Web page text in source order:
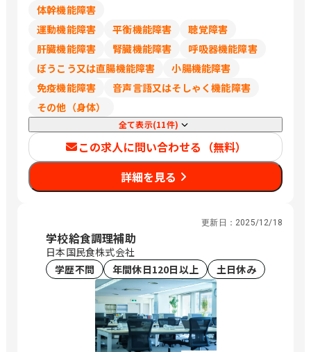
体幹機能障害
運動機能障害
平衡機能障害
聴覚障害
肝臓機能障害
腎臓機能障害
呼吸器機能障害
ぼうこう又は直腸機能障害
小腸機能障害
免疫機能障害
音声言語又はそしゃく機能障害
その他（身体）
全て表示(11件)
この求人に問い合わせる（無料）
詳細を見る
更新日： 2025/12/18
学校給食調理補助
日本国民食株式会社
学歴不問
年間休日120日以上 土日休み